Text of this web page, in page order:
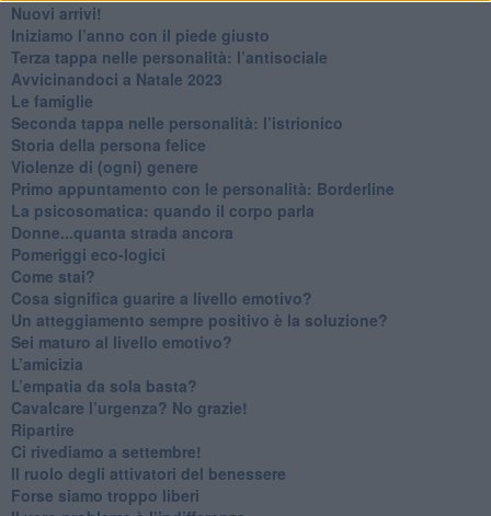
​Nuovi arrivi!
​Iniziamo l’anno con il piede giusto
​Terza tappa nelle personalità: l’antisociale
​Avvicinandoci a Natale 2023
Le famiglie
Seconda tappa nelle personalità: l’istrionico
​Storia della persona felice
Violenze di (ogni) genere
​Primo appuntamento con le personalità: Borderline
La psicosomatica: quando il corpo parla
Donne...quanta strada ancora
​Pomeriggi eco-logici
​Come stai?
Cosa significa guarire a livello emotivo?
​Un atteggiamento sempre positivo è la soluzione?
​Sei maturo al livello emotivo?
​L’amicizia
​L’empatia da sola basta?
​Cavalcare l’urgenza? No grazie!
Ripartire
​Ci rivediamo a settembre!
​Il ruolo degli attivatori del benessere
​Forse siamo troppo liberi